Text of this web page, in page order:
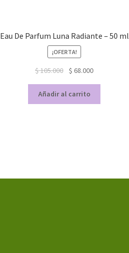
Eau De Parfum Luna Radiante – 50 ml
¡OFERTA!
$105.000 $ 68.000
Añadir al carrito